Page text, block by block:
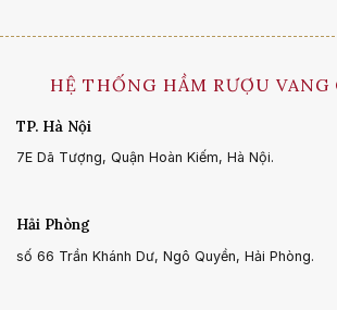
HỆ THỐNG HẦM RƯỢU VANG
TP. Hà Nội
7E Dã Tượng, Quận Hoàn Kiếm, Hà Nội.
Hải Phòng
số 66 Trần Khánh Dư, Ngô Quyền, Hải Phòng.